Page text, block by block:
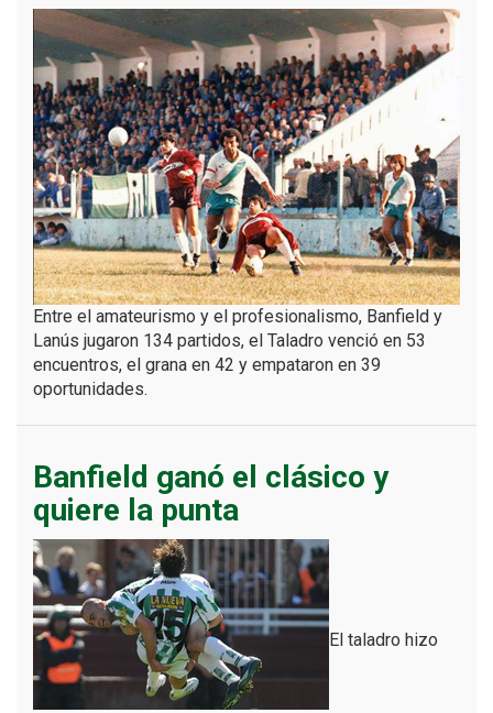
Entre el amateurismo y el profesionalismo, Banfield y
Lanús jugaron 134 partidos, el Taladro venció en 53
encuentros, el grana en 42 y empataron en 39
oportunidades.
Banfield ganó el clásico y
quiere la punta
El taladro hizo